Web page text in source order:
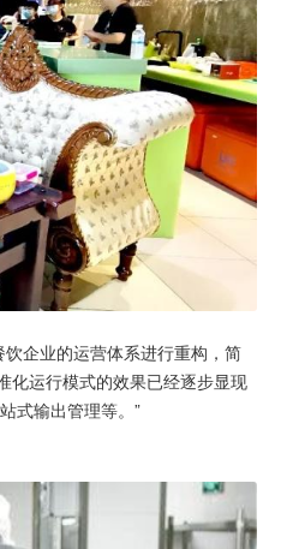
企业的运营体系进行重构，简
化运行模式的效果已经逐步显现
式输出管理等。”